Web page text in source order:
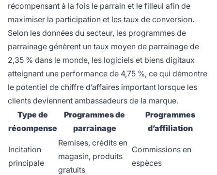
récompensant à la fois le parrain et le filleul afin de
maximiser la participation et les taux de conversion.
Selon les données du secteur, les programmes de
parrainage génèrent un taux moyen de parrainage de
2,35 % dans le monde, les logiciels et biens digitaux
atteignant une performance de 4,75 %, ce qui démontre
le potentiel de chiffre d’affaires important lorsque les
clients deviennent ambassadeurs de la marque.
Type de
récompense
Programmes de
parrainage
Programmes
d’affiliation
Incitation
principale
Remises, crédits en
magasin, produits
gratuits
Commissions en
espèces